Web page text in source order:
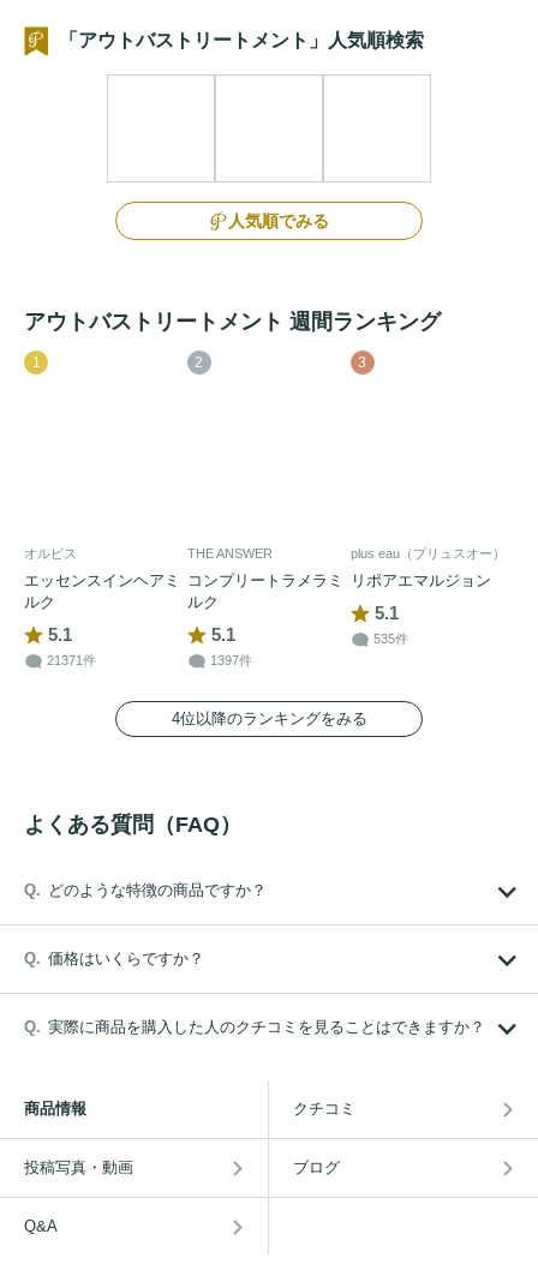
「アウトバストリートメント」人気順検索
人気順でみる
アウトバストリートメント 週間ランキング
1
オルビス
エッセンスインヘアミ
ルク
5.1
21371件
2
THE ANSWER
コンプリートラメラミ
ルク
5.1
1397件
3
plus eau（プリュスオー）
リポアエマルジョン
5.1
535件
4位以降のランキングをみる
よくある質問（FAQ）
どのような特徴の商品ですか？
価格はいくらですか？
実際に商品を購入した人のクチコミを見ることはできますか？
商品情報 クチコミ
投稿写真・動画 ブログ
Q&A